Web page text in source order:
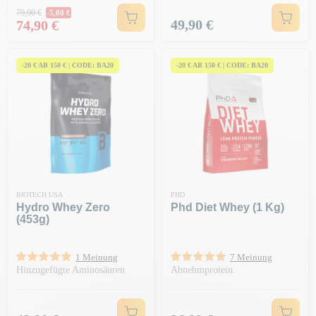
Regulärer Preis
79,90 € -5,00 €
Preis
74,90 € Preis
49,90 €
-20 € AB 150 € | CODE: BA20
BIOTECH USA
Hydro Whey Zero
(453g)
1 Meinung
Hinzugefügte Aminosäuren
-20 € AB 150 € | CODE: BA20
PHD
Phd Diet Whey (1 Kg)
7 Meinung
Abnehmprotein